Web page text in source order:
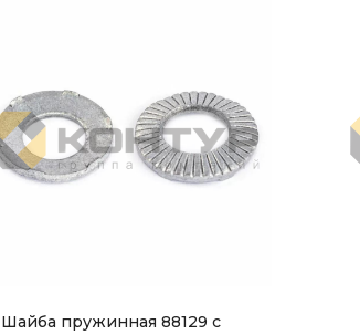
Шайба пружинная 88129 с